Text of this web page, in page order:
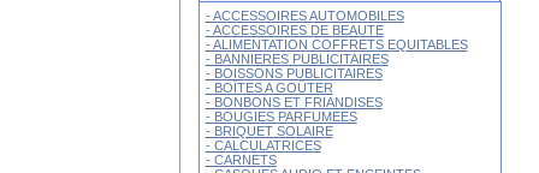
- ACCESSOIRES AUTOMOBILES
- ACCESSOIRES DE BEAUTE
- ALIMENTATION COFFRETS EQUITABLES
- BANNIERES PUBLICITAIRES
- BOISSONS PUBLICITAIRES
- BOÎTES A GOÛTER
- BONBONS ET FRIANDISES
- BOUGIES PARFUMEES
- BRIQUET SOLAIRE
- CALCULATRICES
- CARNETS